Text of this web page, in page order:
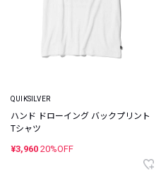
QUIKSILVER
ハンド ドローイング バックプリント
Tシャツ
¥3,960 20%OFF